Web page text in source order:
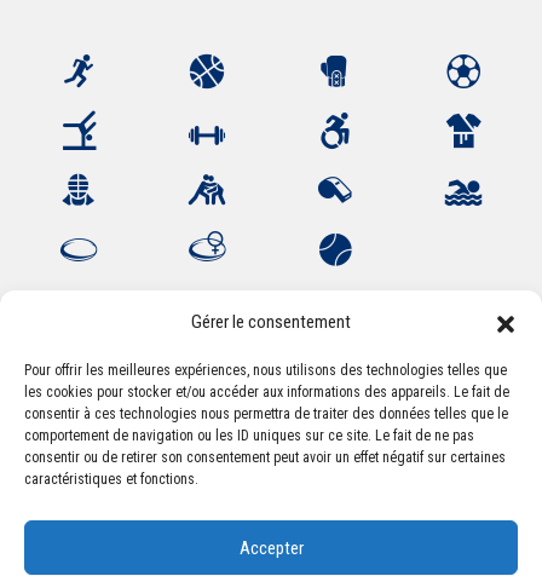
Gérer le consentement
Pour offrir les meilleures expériences, nous utilisons des technologies telles que
les cookies pour stocker et/ou accéder aux informations des appareils. Le fait de
consentir à ces technologies nous permettra de traiter des données telles que le
comportement de navigation ou les ID uniques sur ce site. Le fait de ne pas
consentir ou de retirer son consentement peut avoir un effet négatif sur certaines
caractéristiques et fonctions.
Accepter
Association Sportive Montferrandaise
84, boulevard Léon Jouhaux
CS 80221 - 63021 Clermont-Ferrand Cedex 2
accueil@asm-omnisports.com